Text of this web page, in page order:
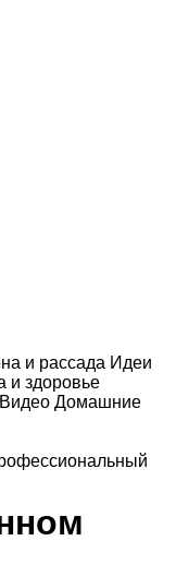
и рассада Идеи
и здоровье
Видео Домашние